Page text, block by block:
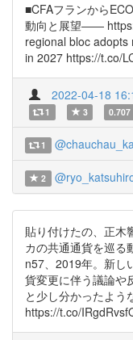
■CFAフランから
動向と展望――
regional bloc
in 2027 https://t.co/
2022-04-18
1 3 0.707
1
2
貼り付けたの、正木
カの共通通貨を巡る
n57、2019年。新し
貨変更に伴う議論や
と少し分かったよう
https://t.co/